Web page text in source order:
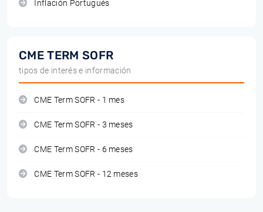
Inflación Portugués
CME TERM SOFR
tipos de interés e información
CME Term SOFR - 1 mes
CME Term SOFR - 3 meses
CME Term SOFR - 6 meses
CME Term SOFR - 12 meses